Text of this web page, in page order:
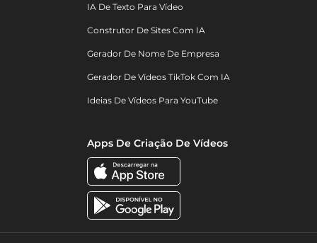
IA De Texto Para Vídeo
Construtor De Sites Com IA
Gerador De Nome De Empresa
Gerador De Vídeos TikTok Com IA
Ideias De Vídeos Para YouTube
Apps De Criação De Vídeos